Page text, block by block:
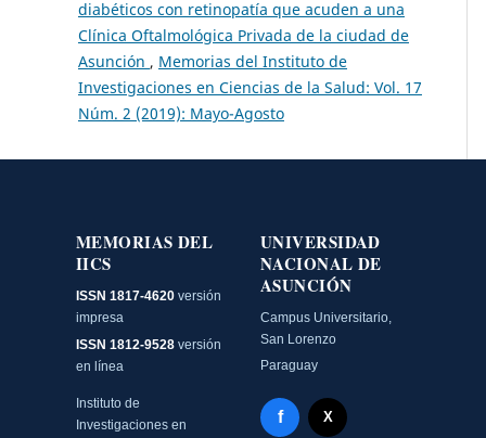
diabéticos con retinopatía que acuden a una
Clínica Oftalmológica Privada de la ciudad de
Asunción , Memorias del Instituto de
Investigaciones en Ciencias de la Salud: Vol. 17
Núm. 2 (2019): Mayo-Agosto
MEMORIAS DEL
IICS
ISSN 1817-4620 versión
impresa
ISSN 1812-9528 versión
en línea
Instituto de
Investigaciones en
UNIVERSIDAD
NACIONAL DE
ASUNCIÓN
Campus Universitario,
San Lorenzo
Paraguay
Facebook - Memorias del
f X Twitter - MIICS UNA
X